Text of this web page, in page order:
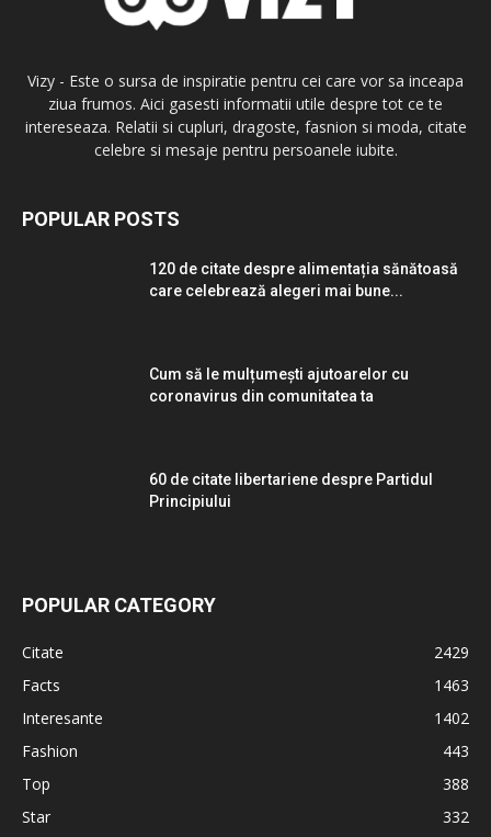
Vizy - Este o sursa de inspiratie pentru cei care vor sa inceapa
ziua frumos. Aici gasesti informatii utile despre tot ce te
intereseaza. Relatii si cupluri, dragoste, fasnion si moda, citate
celebre si mesaje pentru persoanele iubite.
POPULAR POSTS
120 de citate despre alimentația sănătoasă
care celebrează alegeri mai bune...
Cum să le mulțumești ajutoarelor cu
coronavirus din comunitatea ta
60 de citate libertariene despre Partidul
Principiului
POPULAR CATEGORY
Citate
2429
Facts
1463
Interesante
1402
Fashion
443
Top
388
Star
332